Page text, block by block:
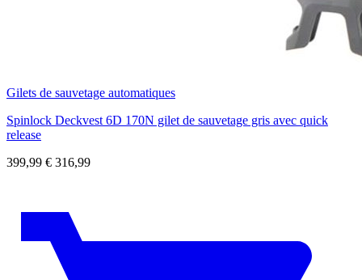
Gilets de sauvetage automatiques
Spinlock Deckvest 6D 170N gilet de sauvetage gris avec quick
release
399,99 € 316,99